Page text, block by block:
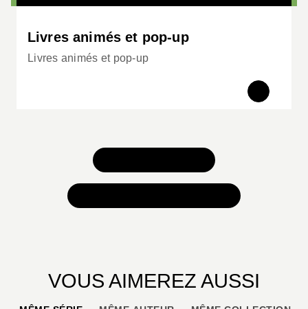
Livres animés et pop-up
Livres animés et pop-up
VOUS AIMEREZ AUSSI